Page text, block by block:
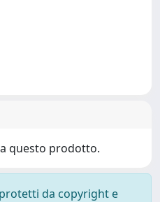
questo prodotto.
da copyright e